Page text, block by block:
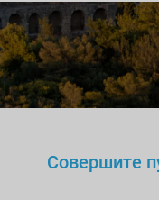
Совершите